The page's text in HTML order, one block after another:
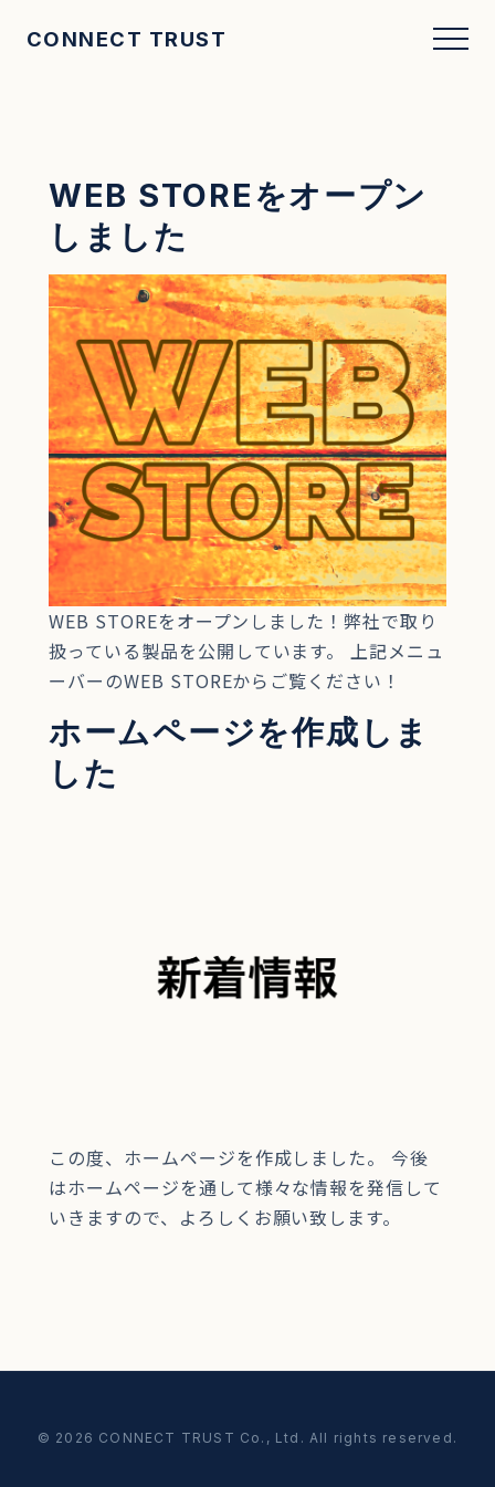
CONNECT TRUST
WEB STOREをオープン
しました
WEB STOREをオープンしました！弊社で取り
扱っている製品を公開しています。 上記メニュ
ーバーのWEB STOREからご覧ください！
ホームページを作成しま
した
この度、ホームページを作成しました。 今後
はホームページを通して様々な情報を発信して
いきますので、よろしくお願い致します。
© 2026 CONNECT TRUST Co., Ltd. All rights reserved.